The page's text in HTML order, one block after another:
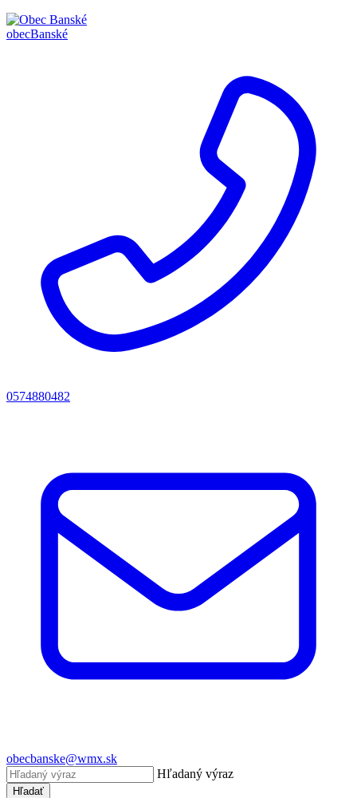
obecBanské
0574880482
obecbanske@wmx.sk
Hľadaný výraz
Hľadať